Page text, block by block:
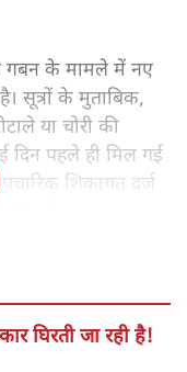
जून को बाहर आई।
चल गया था। ट्रस्ट
राय पर शक की सुई
के मामले में नए
सूत्रों के मुताबिक,